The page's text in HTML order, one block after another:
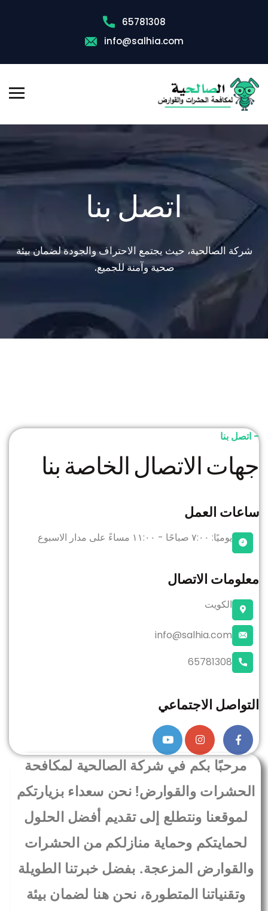
65781308
info@salhia.com
اتصل بنا
شركة الصالحية، حيث يجتمع الاحتراف والجودة لضمان بيئة
صحية وآمنة للجميع.
- اتصل بنا
جهات الاتصال الخاصة بنا
ساعات العمل
يوميًا: ٧:٠٠ صباحًا - ١١:٠٠ مساءً على مدار الاسبوع
معلومات الاتصال
الكويت
info@salhia.com
65781308
التواصل الاجتماعي
مرحبًا بكم في شركة الصالحية لمكافحة
الحشرات والقوارض! نحن سعداء بزيارتكم
لموقعنا ونتطلع إلى تقديم أفضل الحلول
لحمايتكم وحماية منازلكم من الحشرات
والقوارض المزعجة. بفضل خبرتنا الطويلة
وتقنياتنا المتطورة، نحن هنا لضمان بيئة